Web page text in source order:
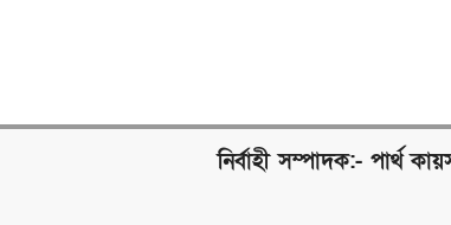
নির্বাহী সম্পাদক:- পার্থ